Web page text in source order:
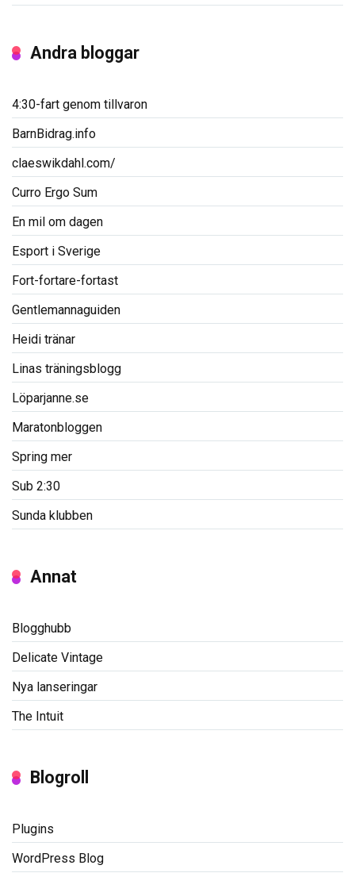
Andra bloggar
4:30-fart genom tillvaron
BarnBidrag.info
claeswikdahl.com/
Curro Ergo Sum
En mil om dagen
Esport i Sverige
Fort-fortare-fortast
Gentlemannaguiden
Heidi tränar
Linas träningsblogg
Löparjanne.se
Maratonbloggen
Spring mer
Sub 2:30
Sunda klubben
Annat
Blogghubb
Delicate Vintage
Nya lanseringar
The Intuit
Blogroll
Plugins
WordPress Blog